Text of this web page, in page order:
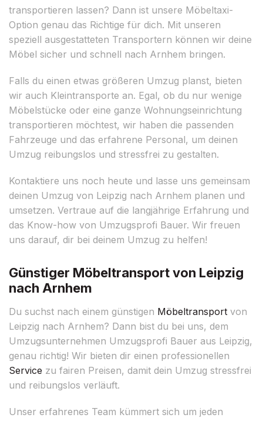
transportieren lassen? Dann ist unsere Möbeltaxi-
Option genau das Richtige für dich. Mit unseren
speziell ausgestatteten Transportern können wir deine
Möbel sicher und schnell nach Arnhem bringen.
Falls du einen etwas größeren Umzug planst, bieten
wir auch Kleintransporte an. Egal, ob du nur wenige
Möbelstücke oder eine ganze Wohnungseinrichtung
transportieren möchtest, wir haben die passenden
Fahrzeuge und das erfahrene Personal, um deinen
Umzug reibungslos und stressfrei zu gestalten.
Kontaktiere uns noch heute und lasse uns gemeinsam
deinen Umzug von Leipzig nach Arnhem planen und
umsetzen. Vertraue auf die langjährige Erfahrung und
das Know-how von Umzugsprofi Bauer. Wir freuen
uns darauf, dir bei deinem Umzug zu helfen!
Günstiger Möbeltransport von Leipzig
nach Arnhem
Du suchst nach einem günstigen Möbeltransport von
Leipzig nach Arnhem? Dann bist du bei uns, dem
Umzugsunternehmen Umzugsprofi Bauer aus Leipzig,
genau richtig! Wir bieten dir einen professionellen
Service zu fairen Preisen, damit dein Umzug stressfrei
und reibungslos verläuft.
Unser erfahrenes Team kümmert sich um jeden